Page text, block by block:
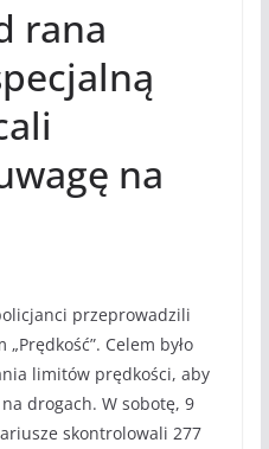
rana
na
przeprowadzili
Celem było
limitów prędkości, aby
drogach. W sobotę, 9
skontrolowali 277